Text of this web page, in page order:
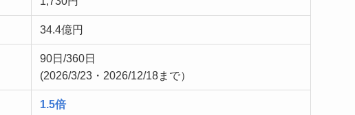
34.4億円
90日/360日
(2026/3/23・2026/12/18まで）
1.5倍